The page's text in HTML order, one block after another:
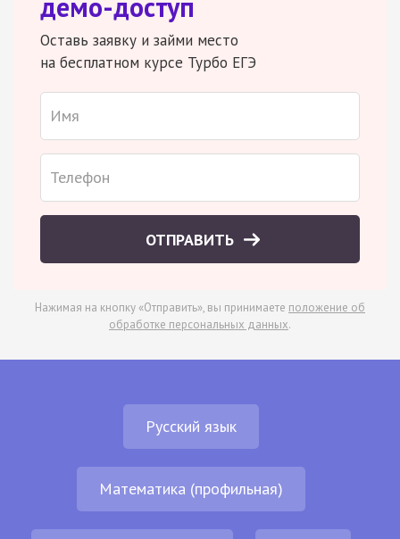
Оставь заявку и займи место
на бесплатном курсе Турбо ЕГЭ
ОТПРАВИТЬ
Нажимая на кнопку «Отправить», вы принимаете положение об
обработке персональных данных.
Русский язык
Математика (профильная)